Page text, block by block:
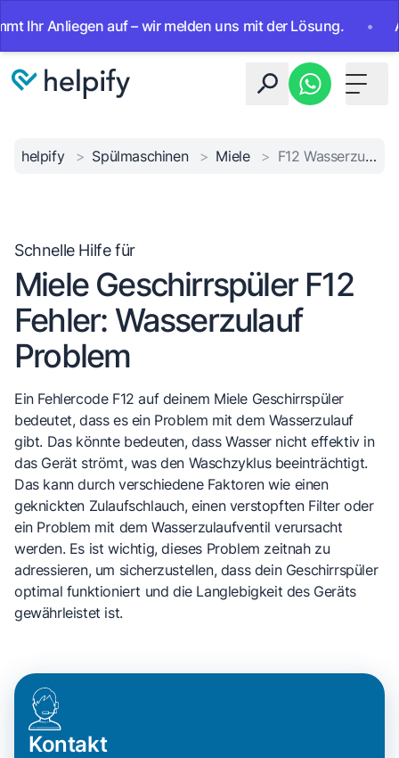
auf – wir melden uns mit der Lösung. • Ab
Toggle
helpify > Spülmaschinen > Miele > F12 Wasserzulauf Fehler
Schnelle Hilfe für
Miele Geschirrspüler F12
Fehler: Wasserzulauf
Problem
Ein Fehlercode F12 auf deinem Miele Geschirrspüler
bedeutet, dass es ein Problem mit dem Wasserzulauf
gibt. Das könnte bedeuten, dass Wasser nicht effektiv in
das Gerät strömt, was den Waschzyklus beeinträchtigt.
Das kann durch verschiedene Faktoren wie einen
geknickten Zulaufschlauch, einen verstopften Filter oder
ein Problem mit dem Wasserzulaufventil verursacht
werden. Es ist wichtig, dieses Problem zeitnah zu
adressieren, um sicherzustellen, dass dein Geschirrspüler
optimal funktioniert und die Langlebigkeit des Geräts
gewährleistet ist.
Kontakt